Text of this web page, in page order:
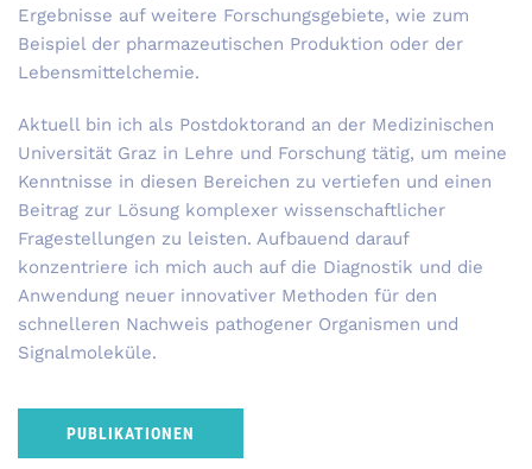
Ergebnisse auf weitere Forschungsgebiete, wie zum
Beispiel der pharmazeutischen Produktion oder der
Lebensmittelchemie.
Aktuell bin ich als Postdoktorand an der Medizinischen
Universität Graz in Lehre und Forschung tätig, um meine
Kenntnisse in diesen Bereichen zu vertiefen und einen
Beitrag zur Lösung komplexer wissenschaftlicher
Fragestellungen zu leisten. Aufbauend darauf
konzentriere ich mich auch auf die Diagnostik und die
Anwendung neuer innovativer Methoden für den
schnelleren Nachweis pathogener Organismen und
Signalmoleküle.
PUBLIKATIONEN